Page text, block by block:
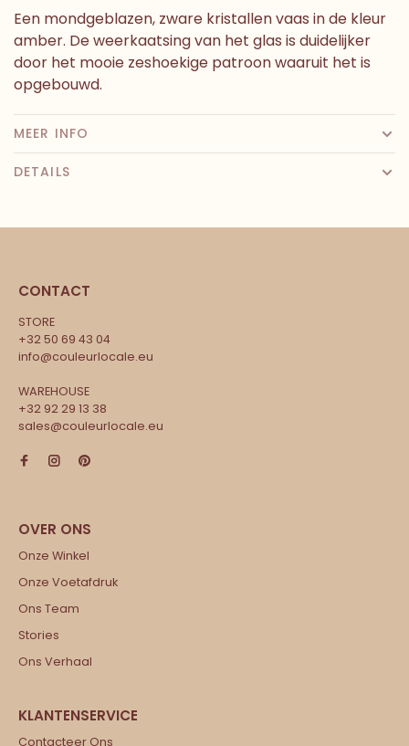
Een mondgeblazen, zware kristallen vaas in de kleur
amber. De weerkaatsing van het glas is duidelijker
door het mooie zeshoekige patroon waaruit het is
opgebouwd.
MEER INFO
DETAILS
CONTACT
STORE
+32 50 69 43 04
info@couleurlocale.eu
WAREHOUSE
+32 92 29 13 38
sales@couleurlocale.eu
Onze Winkel
Onze Voetafdruk
Ons Team
Stories
Ons Verhaal
Contacteer Ons